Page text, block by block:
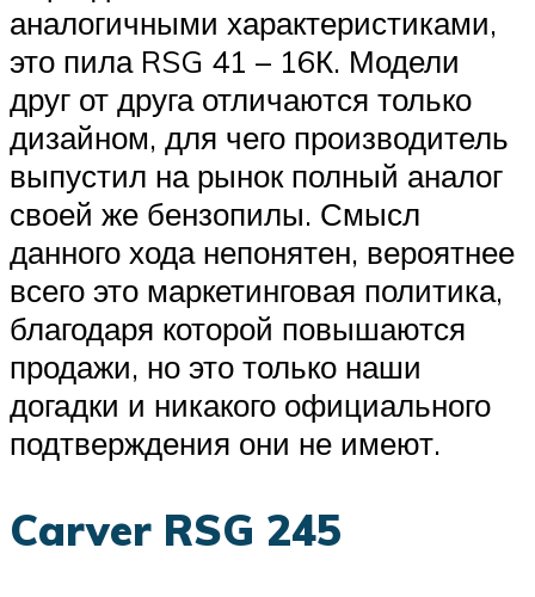
аналогичными характеристиками,
это пила RSG 41 – 16К. Модели
друг от друга отличаются только
дизайном, для чего производитель
выпустил на рынок полный аналог
своей же бензопилы. Смысл
данного хода непонятен, вероятнее
всего это маркетинговая политика,
благодаря которой повышаются
продажи, но это только наши
догадки и никакого официального
подтверждения они не имеют.
Carver RSG 245